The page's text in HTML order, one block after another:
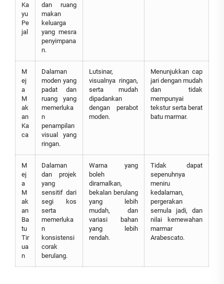
Ka
yu
Pe
jal
dan ruang
makan
keluarga
yang mesra
penyimpana
n.
M
ej
a
M
ak
an
Ka
ca
Dalaman
moden yang
padat dan
ruang yang
memerluka
n
penampilan
visual yang
ringan.
Lutsinar,
visualnya ringan,
serta mudah
dipadankan
dengan perabot
moden.
Menunjukkan cap
jari dengan mudah
dan tidak
mempunyai
tekstur serta berat
batu marmar.
M
ej
a
M
ak
an
Ba
tu
Tir
ua
n
Dalaman
dan projek
yang
sensitif dari
segi kos
serta
memerluka
n
konsistensi
corak
berulang.
Warna yang
boleh
diramalkan,
bekalan berulang
yang lebih
mudah, dan
variasi bahan
yang lebih
rendah.
Tidak dapat
sepenuhnya
meniru
kedalaman,
pergerakan
semula jadi, dan
nilai kemewahan
marmar
Arabescato.